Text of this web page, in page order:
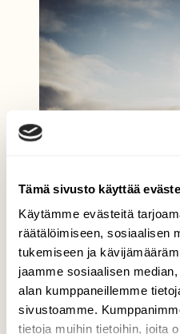
Tämä sivusto käyttää
Käytämme evästeitä
räätälöimiseen, sosiaalisen
tukemiseen ja
jaamme sosiaalisen
alan kumppaneillemme
sivustoamme.
tietoja muihin tietoihin, joita